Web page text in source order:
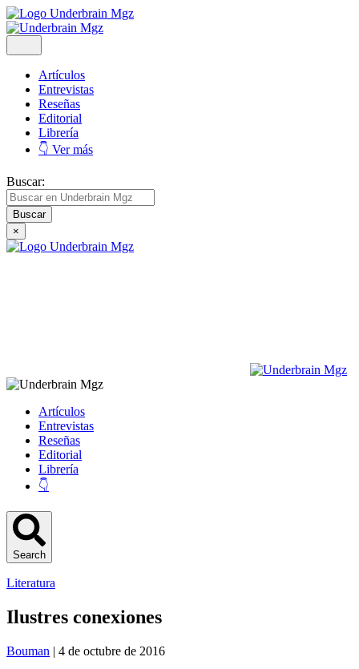
Artículos
Entrevistas
Reseñas
Editorial
Librería
👇 Ver más
Buscar:
×
Artículos
Entrevistas
Reseñas
Editorial
Librería
👇
Search
Literatura
Ilustres conexiones
Bouman | 4 de octubre de 2016